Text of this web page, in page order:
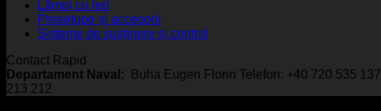
Lămpi cu led
Presetupe și accesorii
Sisteme de susținere și control
Contact Rapid
Departament Naval:
Buha Eugen Florin Telefon: +40 720 535 137
213 212